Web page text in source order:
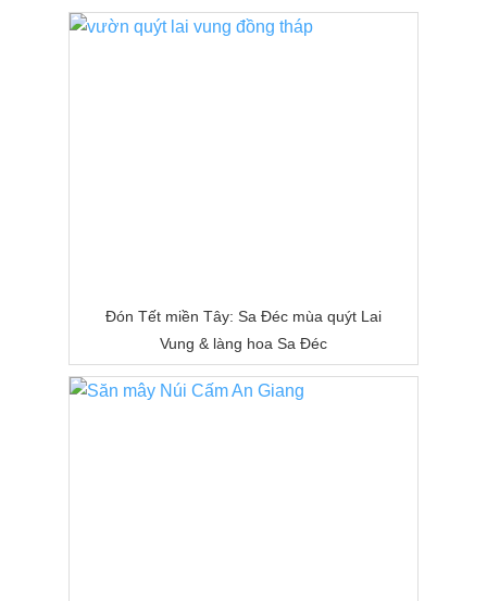
Đón Tết miền Tây: Sa Đéc mùa quýt Lai
Vung & làng hoa Sa Đéc